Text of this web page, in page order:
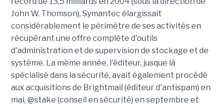
John W. Thomson), Symantec élargissait
considérablement le périmètre de ses activités en
récupérant une offre complète d'outils
d'administration et de supervision de stockage et de
système. La même année, l'éditeur, jusque là
spécialisé dans la sécurité, avait également procédé
aux acquisitions de Brightmail (éditeur d'antispam) en
mai, @stake (conseil en sécurité) en septembre et